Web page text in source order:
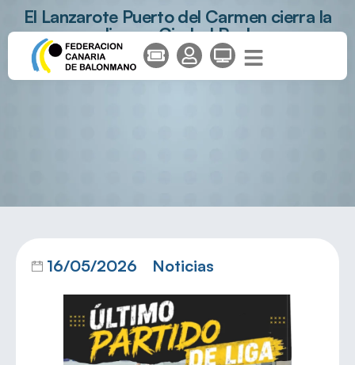
El Lanzarote Puerto del Carmen cierra la
liga en Ciudad Real
16/05/2026 Noticias